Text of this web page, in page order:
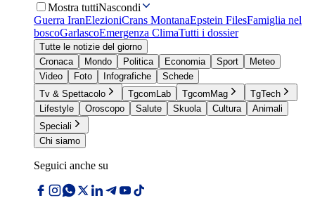
Mostra tuttiNascondi
Guerra IranElezioniCrans MontanaEpstein FilesFamiglia nel
boscoGarlascoEmergenza ClimaTutti i dossier
Tutte le notizie del giorno
Cronaca
Mondo Politica Economia Sport
Meteo
Video
Foto Infografiche
Schede
Tv & Spettacolo
TgcomLab TgcomMag
TgTech
Lifestyle
Oroscopo Salute Skuola Cultura
Animali
Speciali
Chi siamo
Seguici anche su